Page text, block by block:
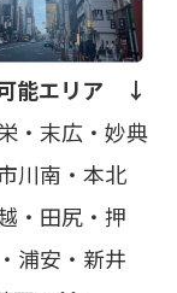
能エリア ↓
・末広・妙典
川南・本北
・田尻・押
浦安・新井